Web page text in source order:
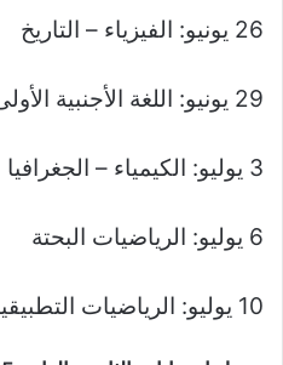
26 يونيو: الفيزياء – التاريخ
29 يونيو: اللغة الأجنبية الأولى
3 يوليو: الكيمياء – الجغرافيا
6 يوليو: الرياضيات البحتة
10 يوليو: الرياضيات التطبيقية – الإحصاء – الأحياء